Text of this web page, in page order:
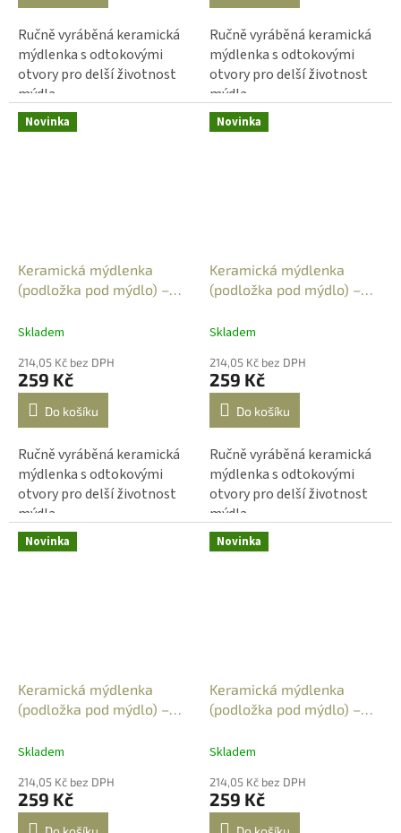
Ručně vyráběná keramická
mýdlenka s odtokovými
otvory pro delší životnost
mýdla.
Ručně vyráběná keramická
mýdlenka s odtokovými
otvory pro delší životnost
mýdla.
Novinka
Keramická mýdlenka
(podložka pod mýdlo) –
vážky 3
Skladem
214,05 Kč bez DPH
259 Kč
Do košíku
Ručně vyráběná keramická
mýdlenka s odtokovými
otvory pro delší životnost
mýdla.
Novinka
Keramická mýdlenka
(podložka pod mýdlo) –
Skladem
214,05 Kč bez DPH
259 Kč
Do košíku
Ručně vyráběná keramická
mýdlenka s odtokovými
otvory pro delší životnost
mýdla.
Novinka
Keramická mýdlenka
(podložka pod mýdlo) –
Skladem
214,05 Kč bez DPH
259 Kč
Novinka
Keramická mýdlenka
(podložka pod mýdlo) –
zelená
Skladem
214,05 Kč bez DPH
259 Kč